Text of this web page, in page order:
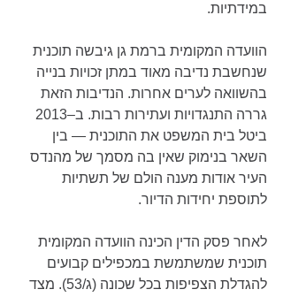
במידתיות.
הוועדה המקומית ברמת גן גיבשה תוכנית
שנחשבת נדיבה מאוד במתן זכויות בנייה
בהשוואה לערים אחרות. הנדיבות הזאת
ביטל בית המשפט את התוכנית — בין
השאר בנימוק שאין בה מסמך של מהנדס
העיר אודות מענה הולם של תשתיות
לתוספת יחידות הדיור.
לאחר פסק הדין הכינה הוועדה המקומית
תוכנית שמשתמשת במכפילים קבועים
להגדלת הצפיפות בכל שכונה (ג/53). מצד